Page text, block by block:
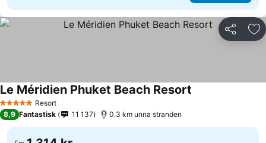
Del
5 Stjerner Resort
Le Méridien Phuket Beach Resort
8,9 Fantastisk 11 137 0.3 km unna stranden